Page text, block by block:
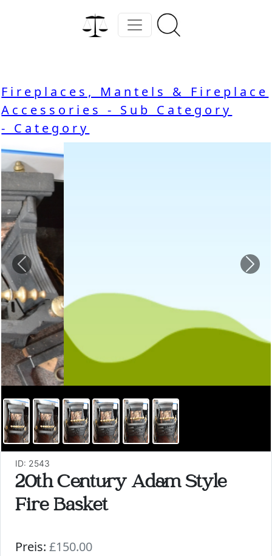
Fireplaces, Mantels & Fireplace
Accessories - Sub Category
- Category
Previous
ID: 2543
20th Century Adam Style
Fire Basket
Preis: £150.00